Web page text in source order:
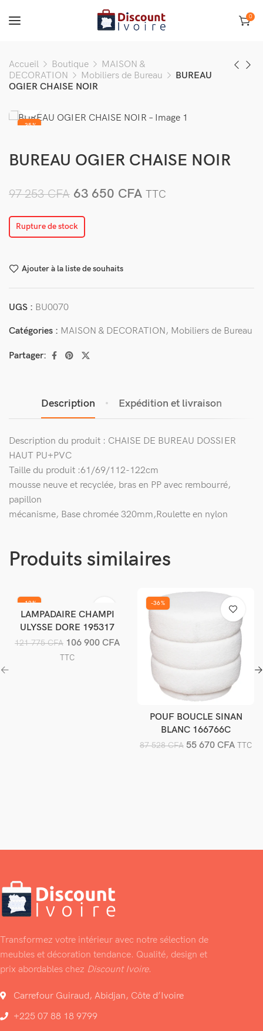
0
Accueil Boutique
MAISON &
DECORATION
Mobiliers de Bureau
BUREAU
OGIER CHAISE NOIR
-35%
BUREAU OGIER CHAISE NOIR
97 253CFA 63 650 CFA TTC
Rupture de stock
Ajouter à la liste de souhaits
UGS : BU0070
Catégories : MAISON & DECORATION, Mobiliers de Bureau
Partager:
Description Expédition et livraison
Description du produit : CHAISE DE BUREAU DOSSIER
HAUT PU+PVC
Taille du produit :61/69/112-122cm
mousse neuve et recyclée, bras en PP avec rembourré,
papillon
mécanisme, Base chromée 320mm,Roulette en nylon
Produits similaires
-12%
Ajouter au panier
LAMPADAIRE CHAMPI
ULYSSE DORE 195317
121 775CFA 106 900 CFA
TTC
-36%
Ajouter au panier
POUF BOUCLE SINAN
BLANC 166766C
87 528CFA 55 670 CFA TTC
Transformez votre intérieur avec notre sélection de
meubles et décoration tendance. Qualité, design et
prix abordables chez Discount Ivoire.
Carrefour Guiraud, Abidjan, Côte d’Ivoire
+225 07 88 18 9799